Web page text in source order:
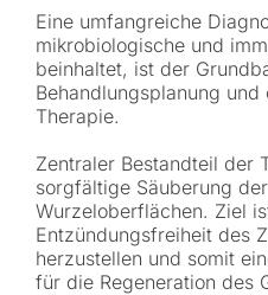
Eine umfangreiche
mikrobiologische und
beinhaltet, ist der
Behandlungsplanung
Therapie.
Zentraler Bestandteil der
sorgfältige Säuberung
Wurzeloberflächen. Ziel
Entzündungsfreiheit des
herzustellen und somit
für die Regeneration des